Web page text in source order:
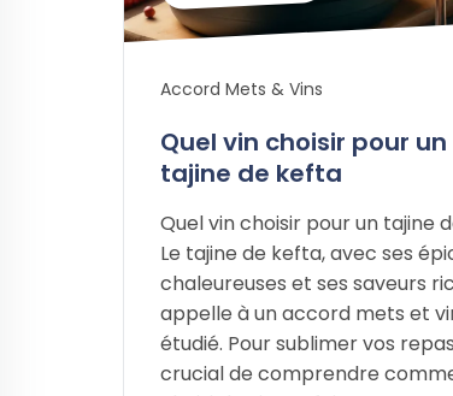
Accord Mets & Vins
Quel vin choisir pour un
tajine de kefta
Quel vin choisir pour un tajine
Le tajine de kefta, avec ses
chaleureuses et ses saveurs
appelle à un accord mets et
étudié. Pour sublimer vos
crucial de comprendre